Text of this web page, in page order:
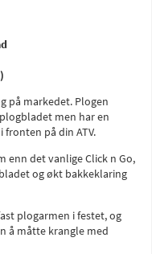
på markedet. Plogen
men har en
på din ATV.
enn det vanlige Click n Go,
og økt bakkeklaring
plogarmen i festet, og
å måtte krangle med